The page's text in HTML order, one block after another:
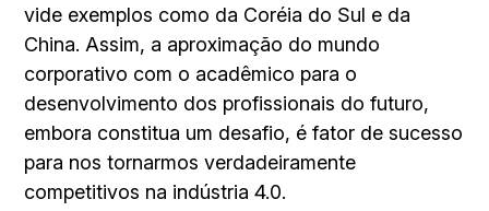
vide exemplos como da Coréia do Sul e da
China. Assim, a aproximação do mundo
corporativo com o acadêmico para o
desenvolvimento dos profissionais do futuro,
embora constitua um desafio, é fator de sucesso
para nos tornarmos verdadeiramente
competitivos na indústria 4.0.